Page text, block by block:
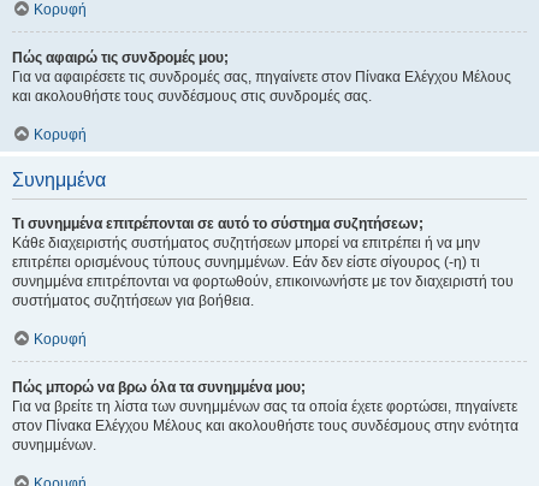
Κορυφή
Πώς αφαιρώ τις συνδρομές μου;
Για να αφαιρέσετε τις συνδρομές σας, πηγαίνετε στον Πίνακα Ελέγχου Μέλους
και ακολουθήστε τους συνδέσμους στις συνδρομές σας.
Κορυφή
Συνημμένα
Τι συνημμένα επιτρέπονται σε αυτό το σύστημα συζητήσεων;
Κάθε διαχειριστής συστήματος συζητήσεων μπορεί να επιτρέπει ή να μην
επιτρέπει ορισμένους τύπους συνημμένων. Εάν δεν είστε σίγουρος (-η) τι
συνημμένα επιτρέπονται να φορτωθούν, επικοινωνήστε με τον διαχειριστή του
συστήματος συζητήσεων για βοήθεια.
Κορυφή
Πώς μπορώ να βρω όλα τα συνημμένα μου;
Για να βρείτε τη λίστα των συνημμένων σας τα οποία έχετε φορτώσει, πηγαίνετε
στον Πίνακα Ελέγχου Μέλους και ακολουθήστε τους συνδέσμους στην ενότητα
συνημμένων.